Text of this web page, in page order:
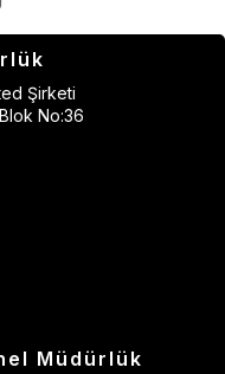
Şirketi
No:36
Müdürlük